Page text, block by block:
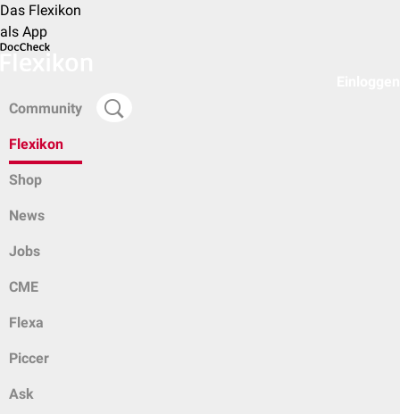
Das Flexikon
als App
Community
Flexikon
Shop
News
Jobs
CME
Flexa
Piccer
Ask